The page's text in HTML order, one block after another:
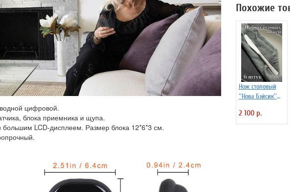
цифровой.
блока приемника и щупа.
LCD-дисплеем. Размер блока 12*6*3 см.
Похожие
Нож столовый
''Нова Бэйсик''
2 100 р.